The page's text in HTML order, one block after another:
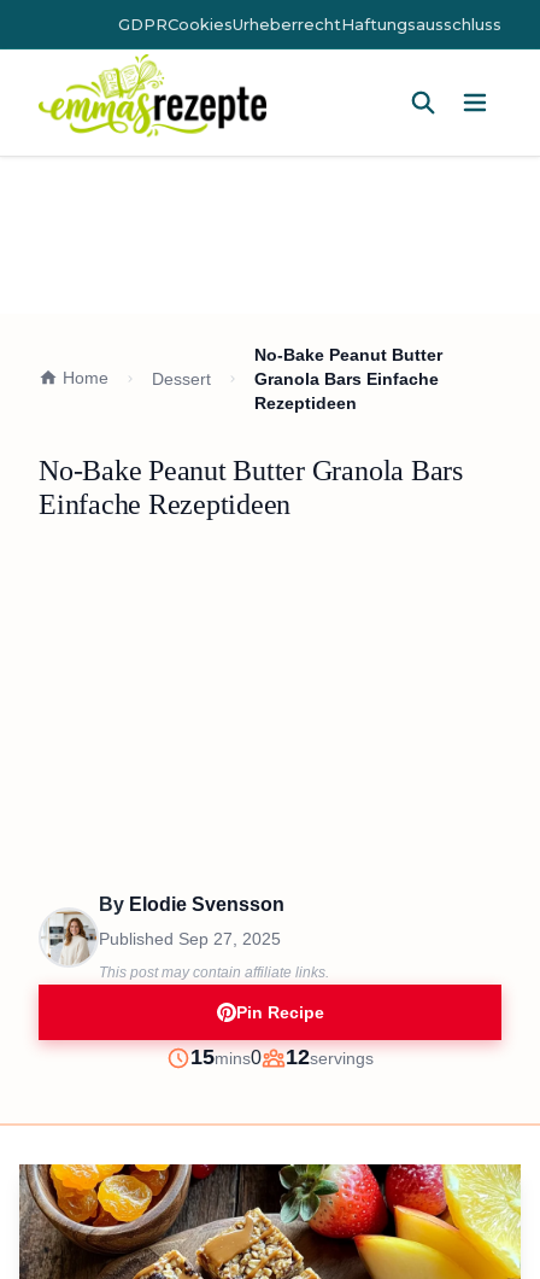
GDPRCookiesUrheberrechtHaftungsausschluss
Home Dessert
No-Bake Peanut Butter
Granola Bars Einfache
Rezeptideen
No-Bake Peanut Butter Granola Bars
Einfache Rezeptideen
By Elodie Svensson
Published Sep 27, 2025
This post may contain affiliate links.
Pin Recipe
Prep
15minutes
mins0
Servings
12servings